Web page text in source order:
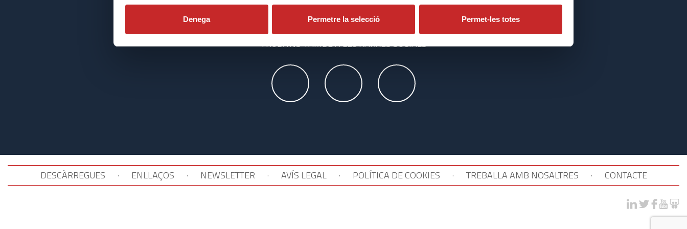
Denega Permetre la selecció Permet-les totes
TROBA'NS TAMBÉ A LES XARXES SOCIALS
DESCÀRREGUES · ENLLAÇOS · NEWSLETTER · AVÍS LEGAL · POLÍTICA DE COOKIES · TREBALLA AMB NOSALTRES · CONTACTE